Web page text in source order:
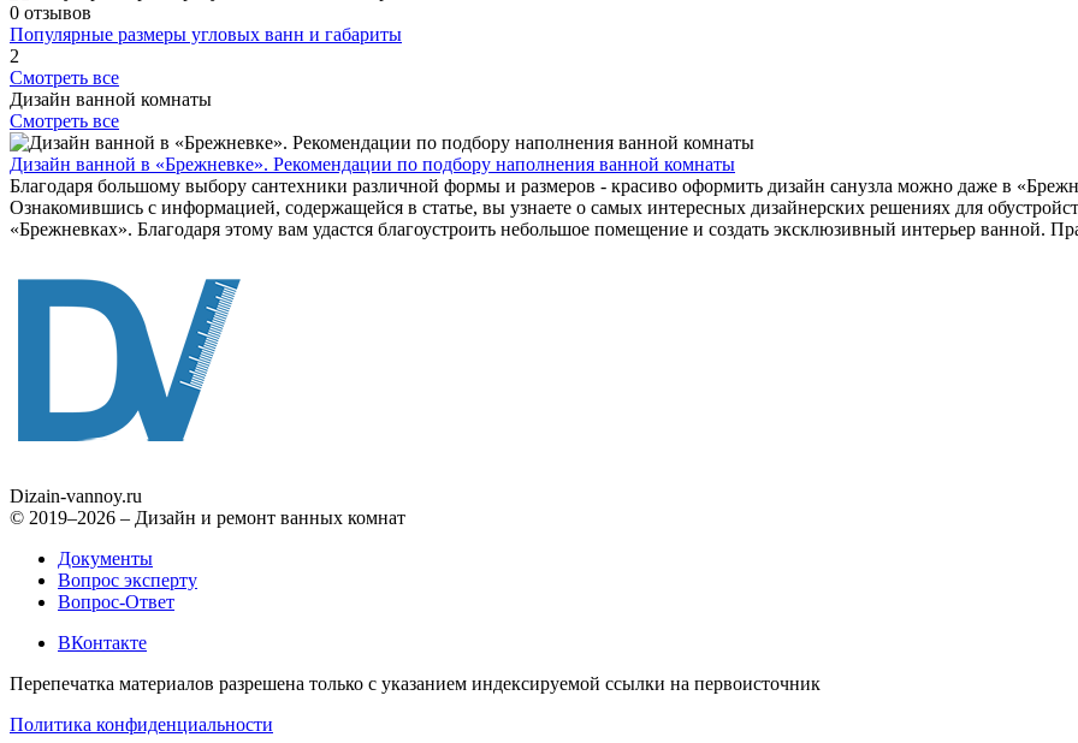
0 отзывов
Популярные размеры угловых ванн и габариты
2
Смотреть все
Дизайн ванной комнаты
Смотреть все
Дизайн ванной в «Брежневке». Рекомендации по подбору наполнения ванной комнаты
Благодаря большому выбору сантехники различной формы и размеров - красиво оформить дизайн санузла можно даже в
Ознакомившись с информацией, содержащейся в статье, вы узнаете о самых интересных дизайнерских решениях для
«Брежневках». Благодаря этому вам удастся благоустроить небольшое помещение и создать эксклюзивный интерьер ванной.
Dizain-vannoy.ru
© 2019–2026 – Дизайн и ремонт ванных комнат
Документы
Вопрос эксперту
Вопрос-Ответ
ВКонтакте
Перепечатка материалов разрешена только с указанием индексируемой ссылки на первоисточник
Политика конфиденциальности